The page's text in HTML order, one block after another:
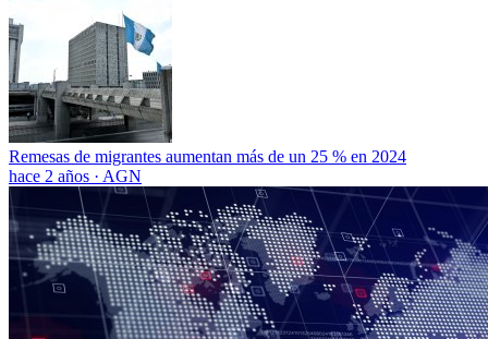
Remesas de migrantes aumentan más de un 25 % en 2024
hace 2 años · AGN